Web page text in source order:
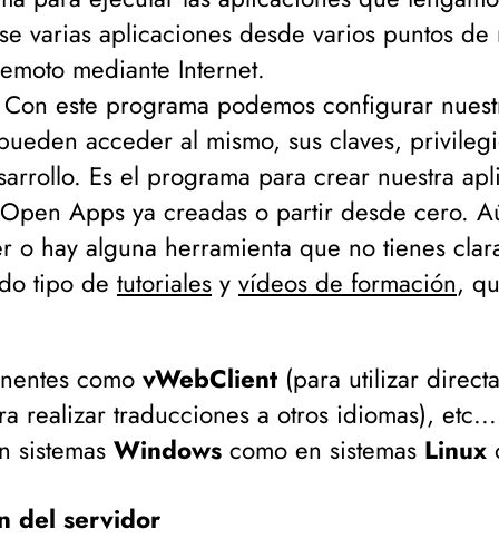
varias aplicaciones desde varios puntos
mediante Internet.
este programa podemos configurar
acceder al mismo, sus claves,
Es el programa para crear nuestra
Apps ya creadas o partir desde cero.
o hay alguna herramienta que no tienes
tipo de tutoriales y vídeos de formación,
como vWebClient (para utilizar
realizar traducciones a otros idiomas),
sistemas Windows como en sistemas Linux
del servidor